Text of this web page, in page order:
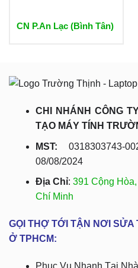
CN P.An Lạc (Bình Tân)
CHI NHÁNH CÔNG
TẠO MÁY TÍNH
MST: 0318303743-
08/08/2024
Địa Chỉ: 391 Cộng
Chí Minh
GỌI THỢ TỚI TẬN NƠI SỬA
Ở TPHCM:
Phục Vụ Nhanh Tại